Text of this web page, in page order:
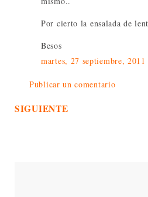
Por cierto la ensalada de
Besos
martes, 27 septiembre, 2011
Publicar un comentario
SIGUIENTE